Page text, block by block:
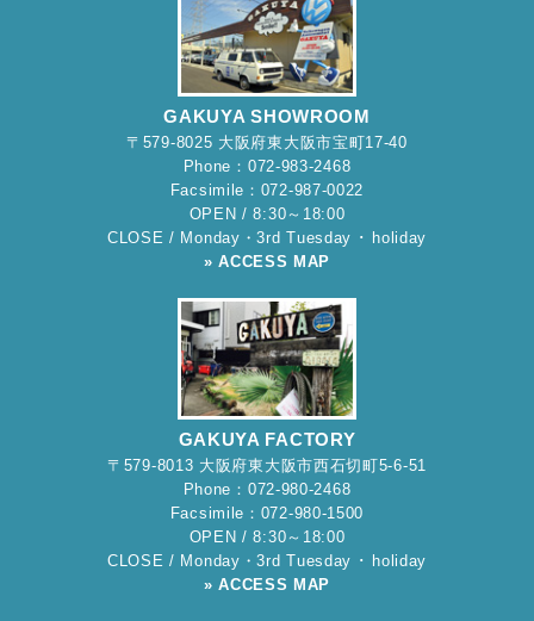
GAKUYA SHOWROOM
〒579-8025 大阪府東大阪市宝町17-40
Phone：072-983-2468
Facsimile：072-987-0022
OPEN / 8:30～18:00
CLOSE / Monday・3rd Tuesday ･ holiday
» ACCESS MAP
GAKUYA FACTORY
〒579-8013 大阪府東大阪市西石切町5-6-51
Phone：072-980-2468
Facsimile：072-980-1500
OPEN / 8:30～18:00
CLOSE / Monday・3rd Tuesday ･ holiday
» ACCESS MAP